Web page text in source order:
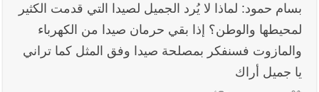
بسام حمود: لماذا لا يُرد الجميل لصيدا التي قدمت الكثير
لمحيطها والوطن؟ إذا بقي حرمان صيدا من الكهرباء
والمازوت فسنفكر بمصلحة صيدا وفق المثل كما تراني
يا جميل أراك